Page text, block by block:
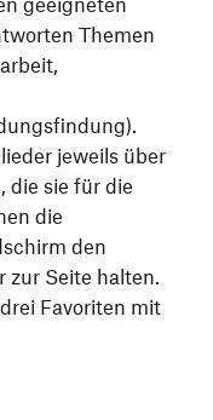
geeigneten
Themen
jeweils über
die sie für die
die
den
zur Seite halten.
Favoriten mit